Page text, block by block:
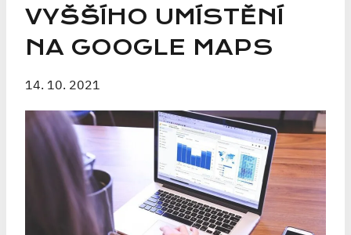
VYŠŠÍHO UMÍSTĚNÍ
NA GOOGLE MAPS
14. 10. 2021